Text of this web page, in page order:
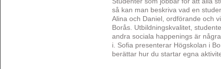
så kan man beskriva vad en
Alina och Daniel, ordförande och
Borås. Utbildningskvalitet,
andra sociala happenings är
i. Sofia presenterar Högskolan i
berättar hur du startar egna